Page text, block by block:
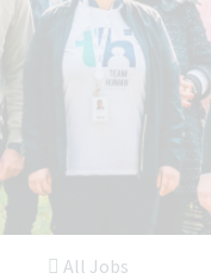
All Jobs